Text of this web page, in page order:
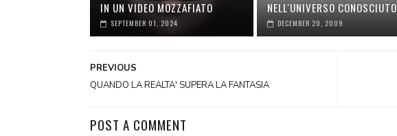
IN UN VIDEO MOZZAFIATO
SEPTEMBER 01, 2024
NELL'UNIVERSO CONOSCIUTO
DECEMBER 20, 2009
PREVIOUS
QUANDO LA REALTA' SUPERA LA FANTASIA
POST A COMMENT